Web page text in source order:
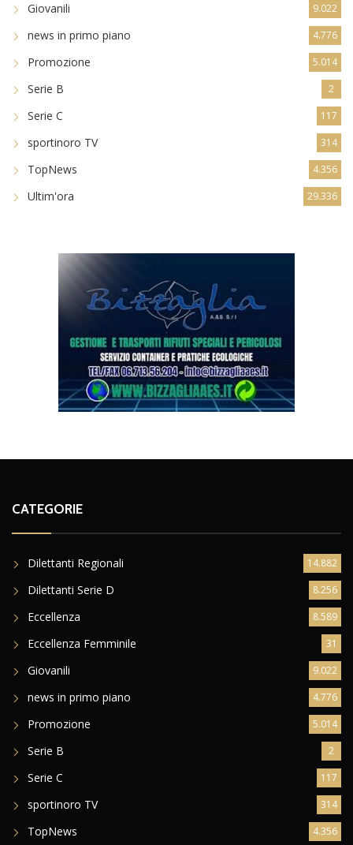
Giovanili 9.022
news in primo piano 4.776
Promozione 5.014
Serie B 2
Serie C 117
sportinoro TV 314
TopNews 4.356
Ultim'ora 29.336
CATEGORIE
Dilettanti Regionali 14.882
Dilettanti Serie D 8.256
Eccellenza 8.589
Eccellenza Femminile 31
Giovanili 9.022
news in primo piano 4.776
Promozione 5.014
Serie B 2
Serie C 117
sportinoro TV 314
TopNews 4.356